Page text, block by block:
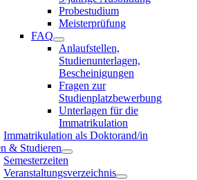
Probestudium
Meisterprüfung
FAQ
Anlaufstellen,
Studienunterlagen,
Bescheinigungen
Fragen zur
Studienplatzbewerbung
Unterlagen für die
Immatrikulation
Immatrikulation als Doktorand/in
& Studieren
Semesterzeiten
Veranstaltungsverzeichnis